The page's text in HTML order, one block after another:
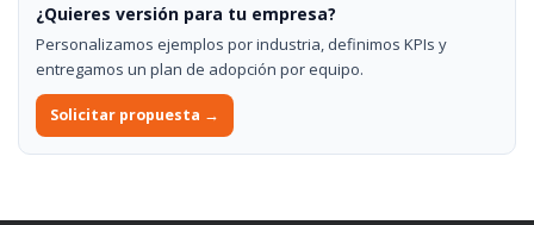
¿Quieres versión para tu empresa?
Personalizamos ejemplos por industria, definimos KPIs y
entregamos un plan de adopción por equipo.
Solicitar propuesta →